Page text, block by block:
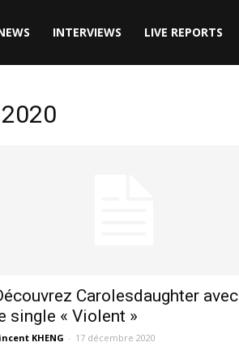
INTERVIEWS LIVE REPORTS
Carolesdaughter avec
single « Violent »
KHENG - 17 décembre 2020